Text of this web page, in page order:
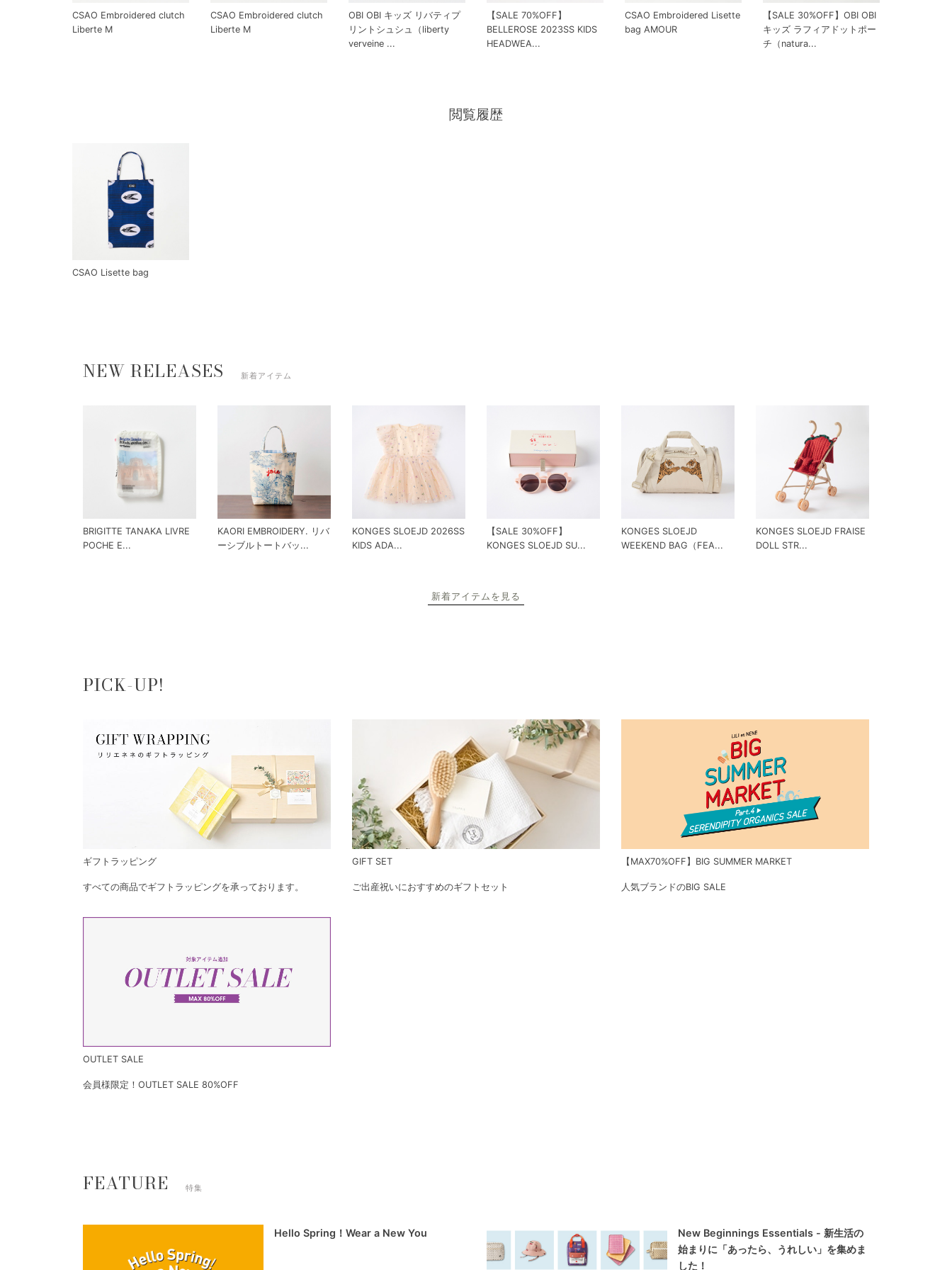
CSAO Embroidered clutch
Liberte M
CSAO Embroidered clutch
Liberte M
OBI OBI キッズ リバティプ
リントシュシュ（liberty
verveine ...
【SALE 70%OFF】
BELLEROSE 2023SS KIDS
HEADWEA...
CSAO Embroidered Lisette
bag AMOUR
【SALE 30%OFF】OBI OBI
キッズ ラフィアドットポー
チ（natura...
閲覧履歴
CSAO Lisette bag
NEW RELEASES 新着アイテム
BRIGITTE TANAKA LIVRE
POCHE E...
KAORI EMBROIDERY. リバ
ーシブルトートバッ...
KONGES SLOEJD 2026SS
KIDS ADA...
【SALE 30%OFF】
KONGES SLOEJD SU...
KONGES SLOEJD
WEEKEND BAG（FEA...
KONGES SLOEJD FRAISE
DOLL STR...
新着アイテムを見る
PICK-UP!
ギフトラッピング
すべての商品でギフトラッピングを承っております。
GIFT SET
ご出産祝いにおすすめのギフトセット
【MAX70%OFF】BIG SUMMER MARKET
人気ブランドのBIG SALE
OUTLET SALE
会員様限定！OUTLET SALE 80%OFF
FEATURE 特集
Hello Spring！Wear a New You
New Beginnings Essentials - 新生活の
始まりに「あったら、うれしい」を集めま
した！